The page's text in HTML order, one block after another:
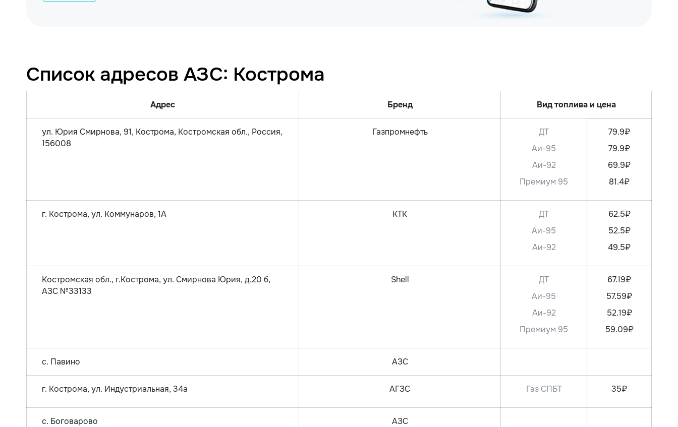
Список адресов АЗС: Кострома
Адрес Бренд Вид топлива и цена
ул. Юрия Смирнова, 91, Кострома, Костромская обл., Россия,
156008
Газпромнефть
ДТ
Аи-95
Аи-92
Премиум 95
79.9₽
79.9₽
69.9₽
81.4₽
г. Кострома, ул. Коммунаров, 1А КТК
ДТ
Аи-95
Аи-92
62.5₽
52.5₽
49.5₽
Костромская обл., г.Кострома, ул. Смирнова Юрия, д.20 б,
АЗС №33133
Shell
ДТ
Аи-95
Аи-92
Премиум 95
67.19₽
57.59₽
52.19₽
59.09₽
с. Павино АЗС
г. Кострома, ул. Индустриальная, 34а АГЗС Газ СПБТ 35₽
с. Боговарово АЗС